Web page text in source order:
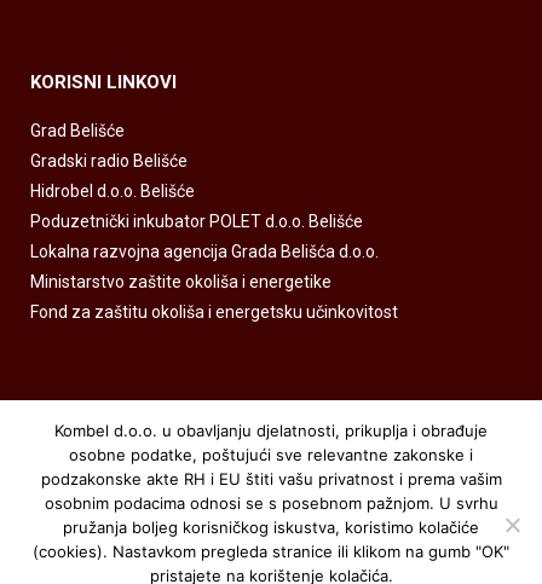
KORISNI LINKOVI
Grad Belišće
Gradski radio Belišće
Hidrobel d.o.o. Belišće
Poduzetnički inkubator POLET d.o.o. Belišće
Lokalna razvojna agencija Grada Belišća d.o.o.
Ministarstvo zaštite okoliša i energetike
Fond za zaštitu okoliša i energetsku učinkovitost
Kombel.hr © sva prava zadržana
Kombel d.o.o. u obavljanju djelatnosti, prikuplja i obrađuje
osobne podatke, poštujući sve relevantne zakonske i
podzakonske akte RH i EU štiti vašu privatnost i prema vašim
osobnim podacima odnosi se s posebnom pažnjom. U svrhu
pružanja boljeg korisničkog iskustva, koristimo kolačiće
(cookies). Nastavkom pregleda stranice ili klikom na gumb "OK"
pristajete na korištenje kolačića.